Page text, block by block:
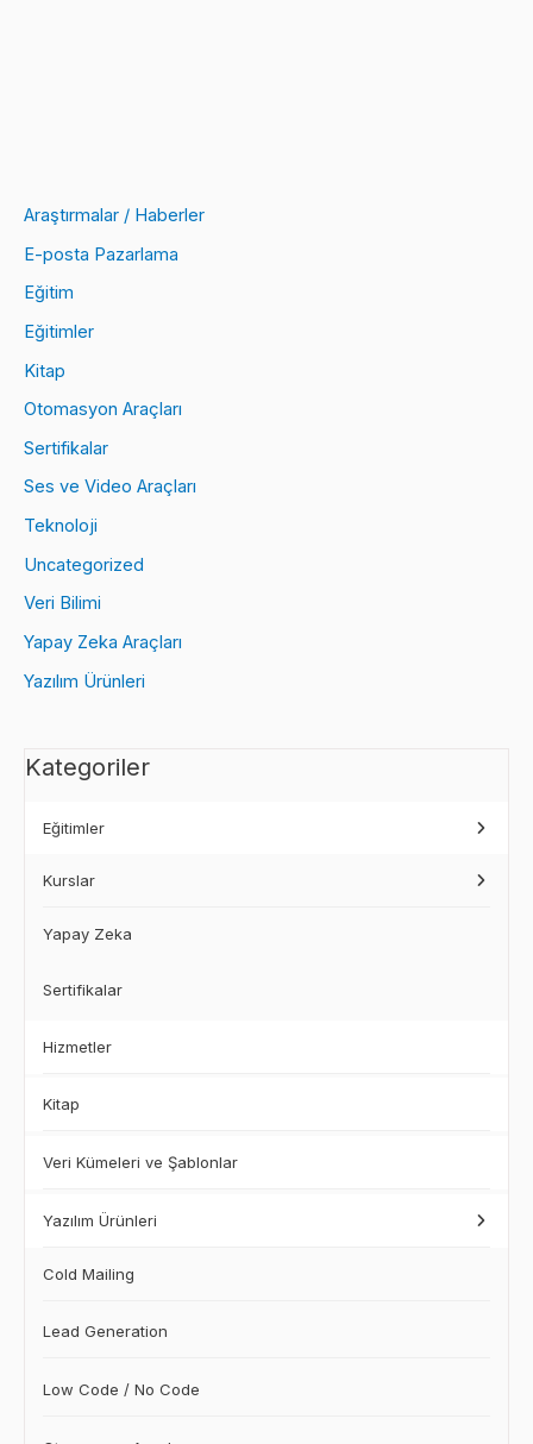
Araştırmalar / Haberler
E-posta Pazarlama
Eğitim
Eğitimler
Kitap
Otomasyon Araçları
Sertifikalar
Ses ve Video Araçları
Teknoloji
Uncategorized
Veri Bilimi
Yapay Zeka Araçları
Yazılım Ürünleri
Kategoriler
Eğitimler
Kurslar
Yapay Zeka
Sertifikalar
Hizmetler
Kitap
Veri Kümeleri ve Şablonlar
Yazılım Ürünleri
Cold Mailing
Lead Generation
Low Code / No Code